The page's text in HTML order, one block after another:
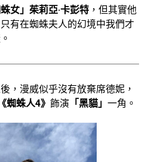
蛛女」茱莉亞·卡彭特 ，但其實他
有在蜘蛛夫人的幻境中我們才
，漫威似乎沒有放棄席德妮，
《蜘蛛人4》 飾演 「黑貓」 一角。